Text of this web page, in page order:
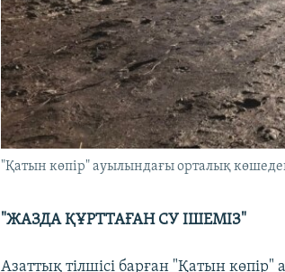
"Қатын көпір" ауылындағы орталық
"ЖАЗДА ҚҰРТТАҒАН СУ ІШЕМІЗ"
Азаттық тілшісі барған "Қатын